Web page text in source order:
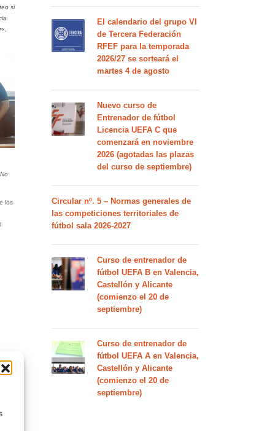
si
«,
No
los
El calendario del grupo VI
de Tercera Federación
RFEF para la temporada
2026/27 se sorteará el
martes 4 de agosto
Nuevo curso de
Entrenador de fútbol
Licencia UEFA C que
comenzará en noviembre
2026 (agotadas las plazas
del curso de septiembre)
Circular nº. 5 – Normas generales de
las competiciones territoriales de
fútbol sala 2026-2027
Curso de entrenador de
fútbol UEFA B en Valencia,
Castellón y Alicante
(comienzo el 20 de
septiembre)
Curso de entrenador de
fútbol UEFA A en Valencia,
Castellón y Alicante
(comienzo el 20 de
septiembre)